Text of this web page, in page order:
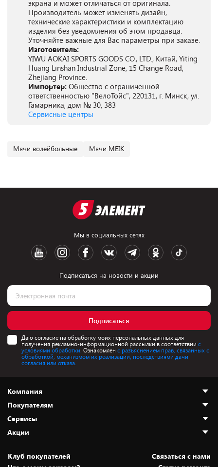
экрана и может отличаться от оригинала.
Производитель может изменять дизайн,
технические характеристики и комплектацию
изделия без уведомления об этом продавца.
Уточняйте важные для Вас параметры при заказе.
Изготовитель:
YIWU AOKAI SPORTS GOODS CO., LTD., Китай, Yiting
Huang Linshan Industrial Zone, 15 Change Road,
Zhejiang Province.
Импортер: Общество с ограниченной
ответственностью "ВелоТойс", 220131, г. Минск, ул.
Гамарника, дом № 30, 383
Сервисные центры
Мячи волейбольные Мячи MEIK
Мы в социальных сетях
Подписаться на новости и акции
Подписаться
Даю согласие на обработку моих персональных данных для
получения рекламно-информационной рассылки в соответствии с
условиями обработки. Ознакомлен с разъяснением прав, связанных с
обработкой, механизмом их реализации, последствиями дачи
согласия или отказа.
Компания
О нас
Адреса магазинов
Новости
Статьи и обзоры
Вакансии
Покупателям
Как сделать заказ
Оплата и доставка
Безналичный расчёт
Обмен и возврат товара
Сервисы
Установка техники
Акции
Скидки и промокоды
Клуб покупателей
Cвязаться с нами